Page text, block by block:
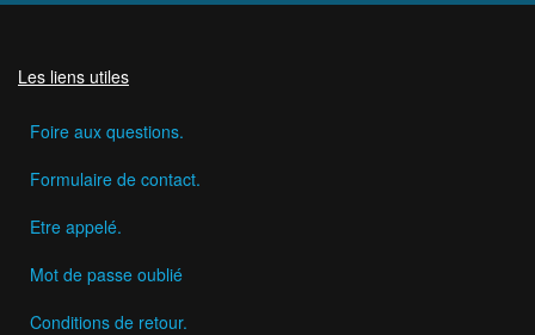
Les liens utiles
Foire aux questions.
Formulaire de contact.
Etre appelé.
Mot de passe oublié
Conditions de retour.